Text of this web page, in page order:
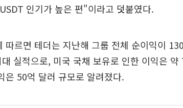
인기가 높은 편"이라고 덧붙였다.
따르면 테더는 지난해 그룹 전체 순이익이
실적으로, 미국 국채 보유로 인한 이익은
은 50억 달러 규모로 알려졌다.